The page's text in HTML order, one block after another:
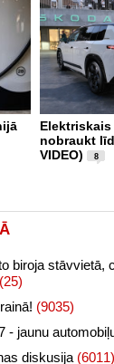
Elektriskais
nobraukt
VIDEO)
8
biroja stāvvietā,
(25)
(9035)
- jaunu
diskusija (6011)